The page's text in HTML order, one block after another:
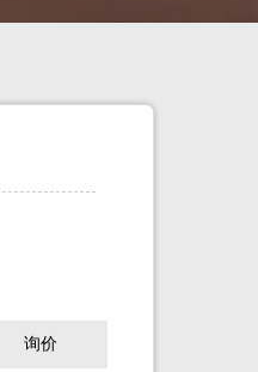
询价